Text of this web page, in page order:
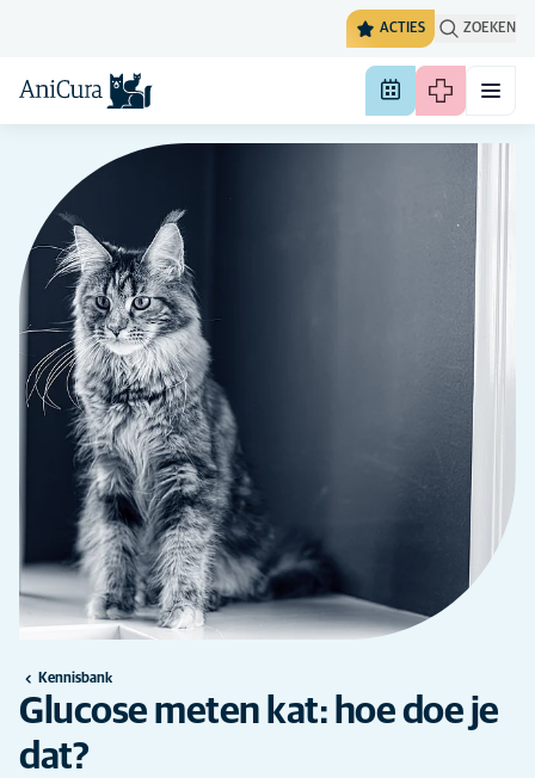
ACTIES ZOEKEN
Kennisbank
Glucose meten kat: hoe doe je
dat?